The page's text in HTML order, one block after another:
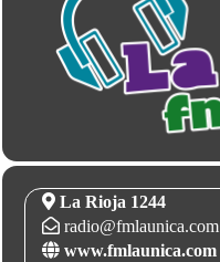
La Rioja 1244
radio@fmlaunica.com
www.fmlaunica.com